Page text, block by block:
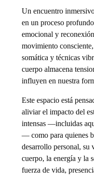
Un encuentro
en un proceso
emocional y
movimiento
somática y técnicas
cuerpo almacena
influyen en nuestra
Este espacio está
aliviar el impacto del
intensas —incluidas
— como para quienes
desarrollo personal, su
cuerpo, la energía y la
fuerza de vida,